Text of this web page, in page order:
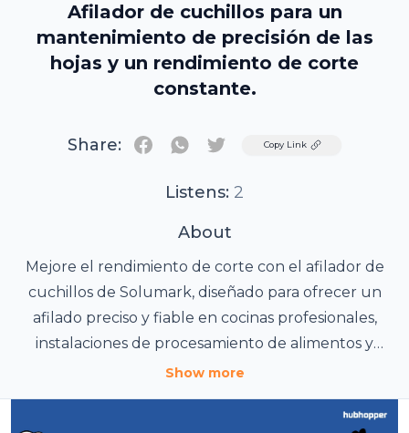
Afilador de cuchillos para un
mantenimiento de precisión de las
hojas y un rendimiento de corte
constante.
Share: TwitterCopy Link
Listens: 2
About
Mejore el rendimiento de corte con el afilador de
cuchillos de Solumark, diseñado para ofrecer un
afilado preciso y fiable en cocinas profesionales,
instalaciones de procesamiento de alimentos y
operaciones comerciales. Esta avanzada máquina
resultados de corte uniformes y reduce el tiempo
https://solumark.mx/afiladora-de-cuchillos-
Show more